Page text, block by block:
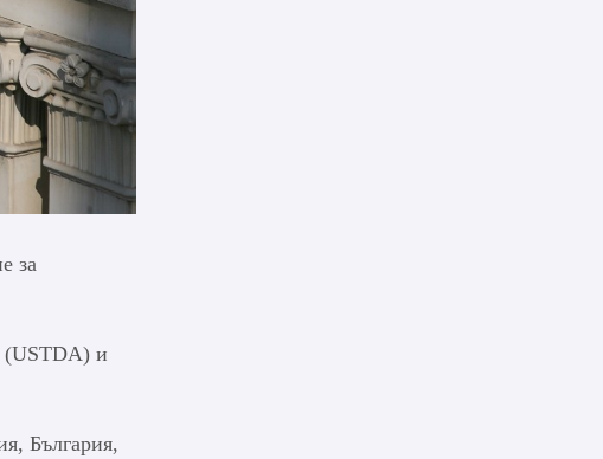
за
(USTDA) и
България,